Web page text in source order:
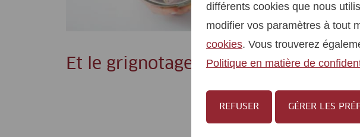
Et le grignotage?
différents cookies que nous
modifier vos paramètres à tout
cookies. Vous trouverez
Politique en matière de
REFUSER GÉRER LES